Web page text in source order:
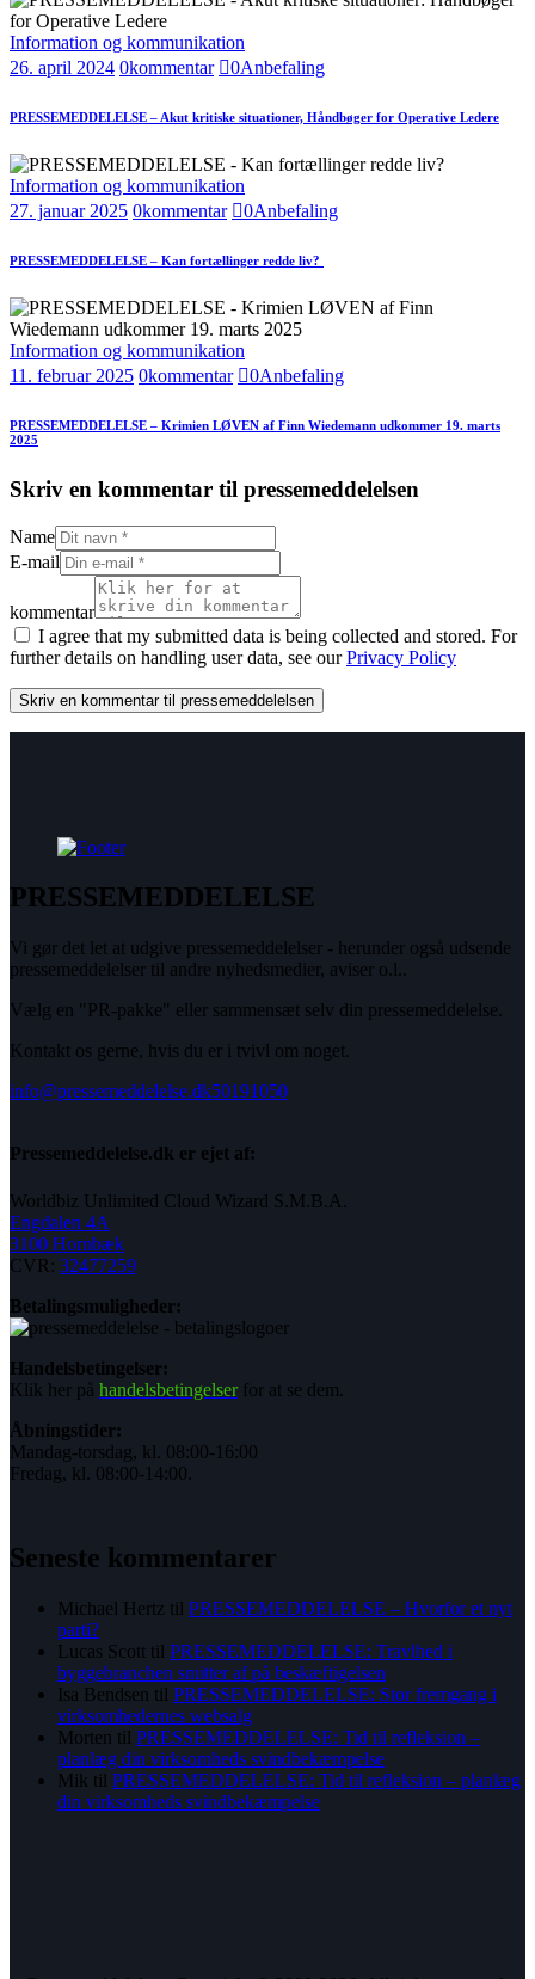
Information og kommunikation
26. april 2024 0kommentar 0Anbefaling
PRESSEMEDDELELSE – Akut kritiske situationer, Håndbøger for Operative Ledere
Information og kommunikation
27. januar 2025 0kommentar 0Anbefaling
PRESSEMEDDELELSE – Kan fortællinger redde liv?
Information og kommunikation
11. februar 2025 0kommentar 0Anbefaling
PRESSEMEDDELELSE – Krimien LØVEN af Finn Wiedemann udkommer 19. marts
2025
Skriv en kommentar til pressemeddelelsen
Name
E-mail
kommentar
I agree that my submitted data is being collected and stored. For
further details on handling user data, see ourPrivacy Policy
PRESSEMEDDELELSE
Vi gør det let at udgive pressemeddelelser - herunder også udsende
pressemeddelelser til andre nyhedsmedier, aviser o.l..
Vælg en "PR-pakke" eller sammensæt selv din pressemeddelelse.
Kontakt os gerne, hvis du er i tvivl om noget.
info@pressemeddelelse.dk50191050
Pressemeddelelse.dk er ejet af:
Worldbiz Unlimited Cloud Wizard S.M.B.A.
Engdalen 4A
3100 Hornbæk
CVR: 32477259
Betalingsmuligheder:
Handelsbetingelser:
Klik her på handelsbetingelserfor at se dem.
Åbningstider:
Mandag-torsdag, kl. 08:00-16:00
Fredag, kl. 08:00-14:00.
Seneste kommentarer
Michael Hertz til PRESSEMEDDELELSE – Hvorfor et nyt
parti?
Lucas Scott til PRESSEMEDDELELSE: Travlhed i
byggebranchen smitter af på beskæftigelsen
Isa Bendsen til PRESSEMEDDELELSE: Stor fremgang i
virksomhedernes websalg
Morten til PRESSEMEDDELELSE: Tid til refleksion –
planlæg din virksomheds svindbekæmpelse
Mik til PRESSEMEDDELELSE: Tid til refleksion – planlæg
din virksomheds svindbekæmpelse